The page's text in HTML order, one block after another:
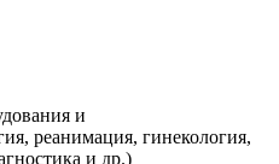
и
реанимация, гинекология,
и др.)